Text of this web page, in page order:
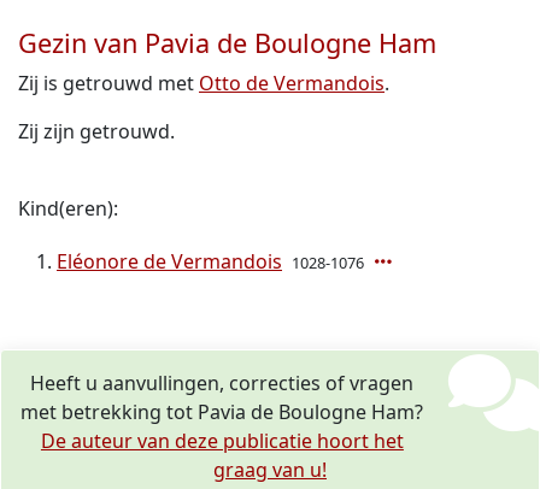
Gezin van Pavia de Boulogne Ham
Zij is getrouwd met Otto de Vermandois.
Zij zijn getrouwd.
Kind(eren):
Eléonore de Vermandois 1028-1076
Heeft u aanvullingen, correcties of vragen
met betrekking tot Pavia de Boulogne Ham?
De auteur van deze publicatie hoort het
graag van u!